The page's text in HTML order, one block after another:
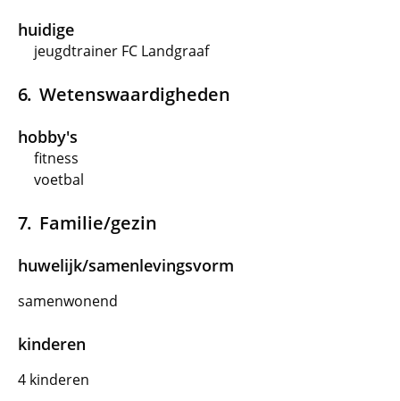
huidige
jeugdtrainer FC Landgraaf
Wetenswaardigheden
hobby's
fitness
voetbal
Familie/gezin
huwelijk/samenlevingsvorm
samenwonend
kinderen
4 kinderen